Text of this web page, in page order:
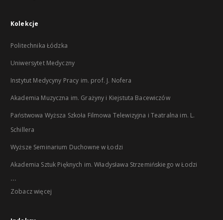
Kolekcje
Politechnika Łódzka
Uniwersytet Medyczny
Instytut Medycyny Pracy im. prof. J. Nofera
Akademia Muzyczna im. Grażyny i Kiejstuta Bacewiczów
Państwowa Wyższa Szkoła Filmowa Telewizyjna i Teatralna im. L.
Schillera
Wyższe Seminarium Duchowne w Łodzi
Akademia Sztuk Pięknych im. Władysława Strzemińskiego w Łodzi
...
Zobacz więcej